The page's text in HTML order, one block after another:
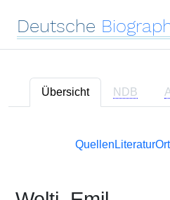
Deutsche
Übersicht NDB
Quellen Literatur